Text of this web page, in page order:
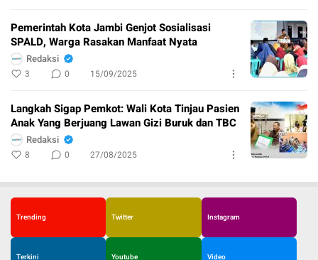
Pemerintah Kota Jambi Genjot Sosialisasi
SPALD, Warga Rasakan Manfaat Nyata
Redaksi
3 0 15/09/2025
Langkah Sigap Pemkot: Wali Kota Tinjau Pasien
Anak Yang Berjuang Lawan Gizi Buruk dan TBC
Redaksi
8 0 27/08/2025
Trending Twitter Instagram
Terkini Youtube Video